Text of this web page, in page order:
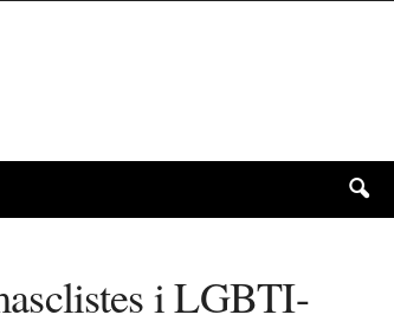
i LGBTI-